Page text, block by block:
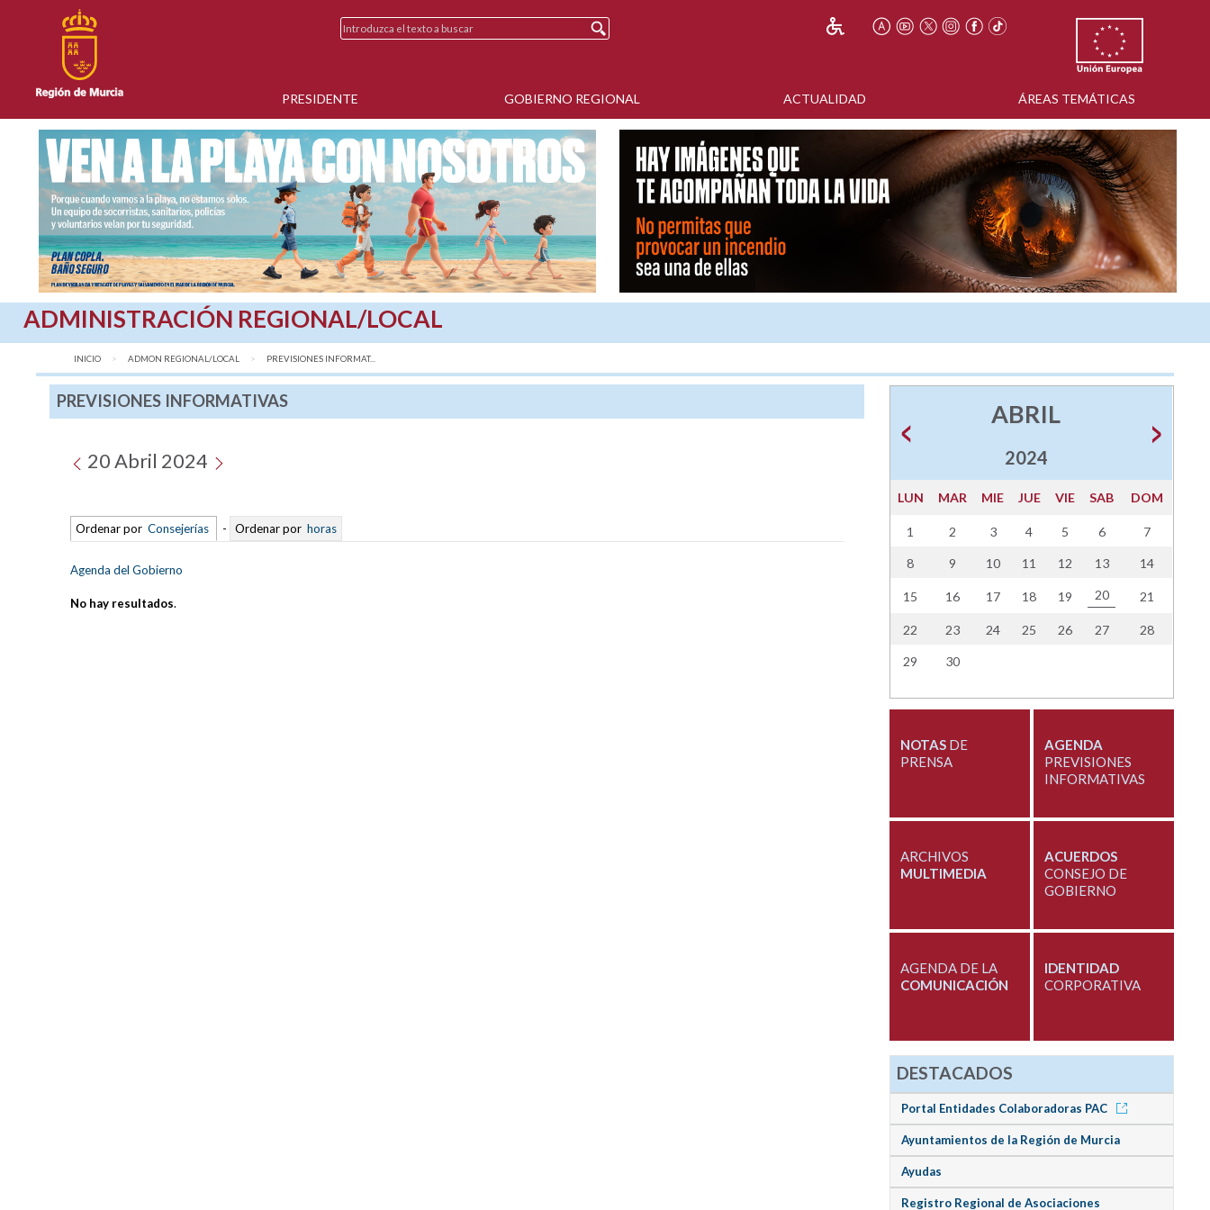
PRESIDENTE GOBIERNO REGIONAL ACTUALIDAD ÁREAS TEMÁTICAS
ADMINISTRACIÓN REGIONAL/LOCAL
INICIO ADMON REGIONAL/LOCAL AQUÍ:
PREVISIONES INFORMAT...
PREVISIONES INFORMATIVAS
20 Abril 2024
Ordenar por Consejerías - Ordenar por horas
Agenda del Gobierno
No hay resultados.
ABRIL
2024
LUN MAR MIE JUE VIE SAB DOM
1 2 3 4 5 6 7
8 9 10 11 12 13 14
15 16 17 18 19 20 21
22 23 24 25 26 27 28
29 30
NOTASDE
PRENSA
AGENDA
PREVISIONES
INFORMATIVAS
ARCHIVOS
MULTIMEDIA
ACUERDOS
CONSEJO DE
GOBIERNO
AGENDA DE LA
COMUNICACIÓN
IDENTIDAD
CORPORATIVA
DESTACADOS
Portal Entidades Colaboradoras PAC
Ayuntamientos de la Región de Murcia
Ayudas
Registro Regional de Asociaciones